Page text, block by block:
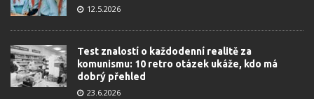
12.5.2026
Test znalostí o každodenní realitě za
komunismu: 10 retro otázek ukáže, kdo má
dobrý přehled
23.6.2026